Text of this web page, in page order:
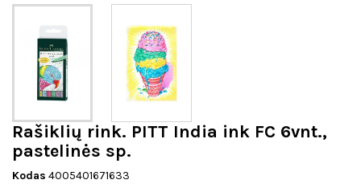
Rašiklių rink. PITT India ink FC 6vnt.,
pastelinės sp.
Kodas 4005401671633